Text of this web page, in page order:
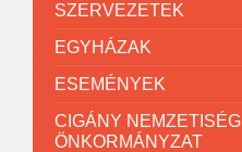
SZERVEZETEK
EGYHÁZAK
ESEMÉNYEK
CIGÁNY NEMZETISÉGI
ÖNKORMÁNYZAT